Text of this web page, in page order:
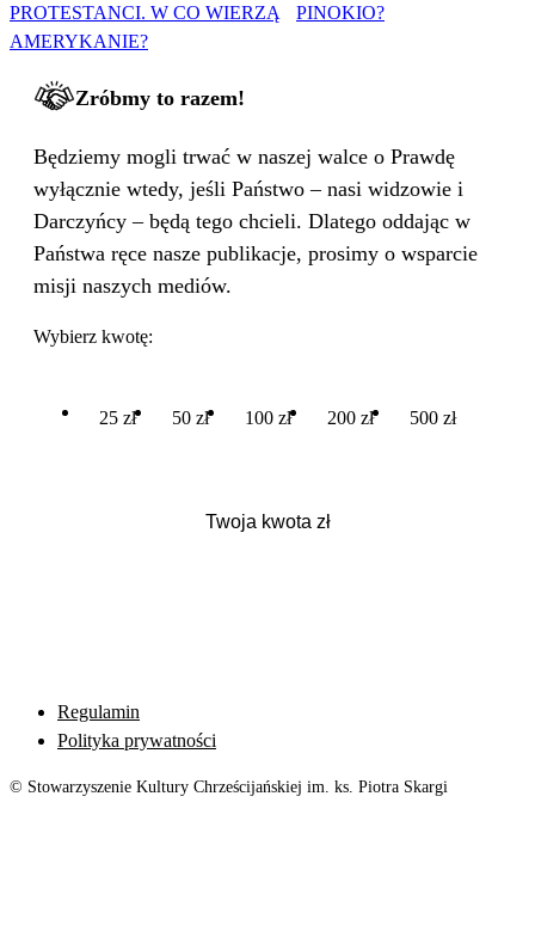
PROTESTANCI. W CO WIERZĄ
AMERYKANIE?
PINOKIO?
Zróbmy to razem!
Będziemy mogli trwać w naszej walce o Prawdę
wyłącznie wtedy, jeśli Państwo – nasi widzowie i
Darczyńcy – będą tego chcieli. Dlatego oddając w
Państwa ręce nasze publikacje, prosimy o wsparcie
misji naszych mediów.
Wybierz kwotę:
25 zł 50 zł 100 zł 200 zł 500 zł
Regulamin
Polityka prywatności
© Stowarzyszenie Kultury Chrześcijańskiej im. ks. Piotra Skargi